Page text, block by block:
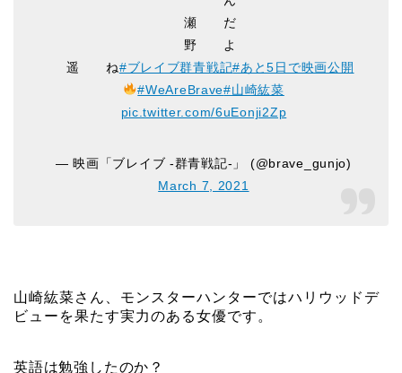
瀬 だ
野 よ
遥 ね#ブレイブ群青戦記#あと5日で映画公開
#WeAreBrave#山崎紘菜
pic.twitter.com/6uEonji2Zp
— 映画「ブレイブ -群青戦記-」 (@brave_gunjo)
March 7, 2021
山崎紘菜さん、モンスターハンターではハリウッドデ
ビューを果たす実力のある女優です。
英語は勉強したのか？